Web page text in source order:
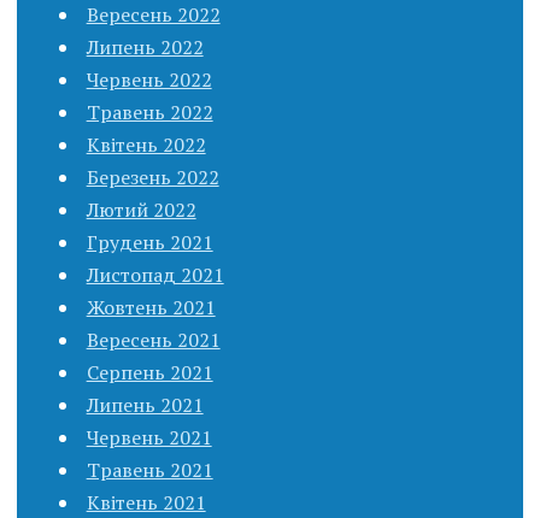
Вересень 2022
Липень 2022
Червень 2022
Травень 2022
Квітень 2022
Березень 2022
Лютий 2022
Грудень 2021
Листопад 2021
Жовтень 2021
Вересень 2021
Серпень 2021
Липень 2021
Червень 2021
Травень 2021
Квітень 2021